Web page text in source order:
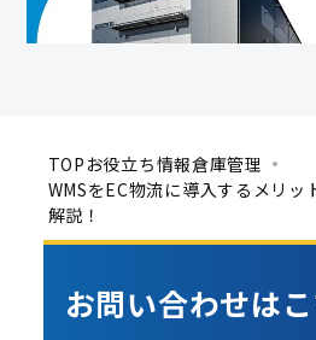
TOP お役立ち情報倉庫管理
WMSをEC物流に導入するメリッ
解説！
お問い合わせは